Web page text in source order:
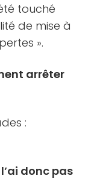
touché
de mise à
».
arrêter
:
l’ai donc pas